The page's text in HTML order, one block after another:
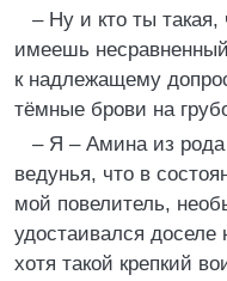
– Ну и кто ты
имеешь
к надлежащему
тёмные брови на
– Я – Амина из рода
ведунья, что в
мой повелитель,
удостаивался
хотя такой крепкий